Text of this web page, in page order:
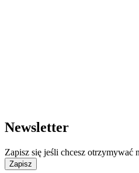
Newsletter
Zapisz się jeśli chcesz otrzymywać
Zapisz